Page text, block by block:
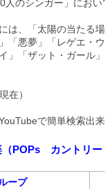
のシンガー」におい
は、「太陽の当たる
「悪夢」「レゲエ・
」「ザット・ガール
在）
で簡単検索出
（POPs カントリ
ープ